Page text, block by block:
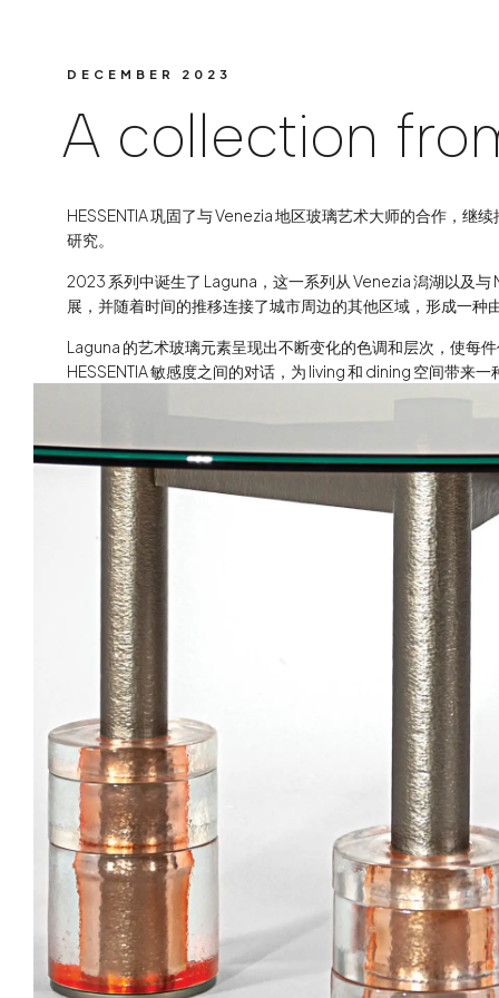
Una collezione
DECEMBER 2023
A collection
HESSENTIA 巩固了与 Venezia 地区玻璃艺术大师的合作，继
研究。
2023 系列中诞生了 Laguna，这一系列从 Venezia 潟湖以及
展，并随着时间的推移连接了城市周边的其他区域，形成一种
Laguna 的艺术玻璃元素呈现出不断变化的色调和层次，使每
HESSENTIA 敏感度之间的对话，为 living 和 dining 空间带来